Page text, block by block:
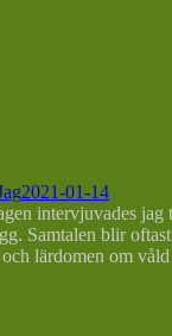
2021-01-14
intervjuvades jag
Samtalen blir
lärdomen om